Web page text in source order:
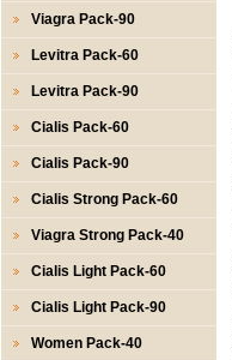
Viagra Pack-90
Levitra Pack-60
Levitra Pack-90
Cialis Pack-60
Cialis Pack-90
Cialis Strong Pack-60
Viagra Strong Pack-40
Cialis Light Pack-60
Cialis Light Pack-90
Women Pack-40